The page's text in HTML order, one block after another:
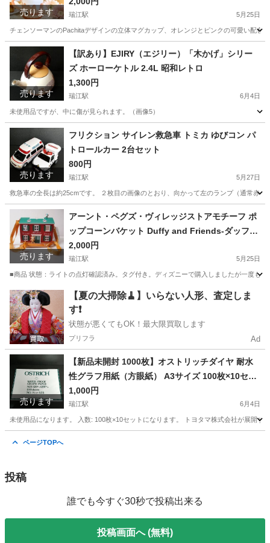
売ります 瑞江駅 5月25日
チェンソーマンのPachitaデザインの立体マグカップ、オレンジとピンクの可愛い配
東京 江戸川区 瑞江駅 ポチタ
売ります
【訳あり】EJIRY（エジリー）「木かげ」シリー
ズ ホーローケトル 2.4L 昭和レトロ
1,300円
瑞江駅 6月4日
未使用品ですが、中に傷が見られます。（画像5）
東京 江戸川区 瑞江駅 調理器具 木かげ
売ります
フリクション サイレン救急車 トミカ ゆびコン パ
トロールカー 2台セット
800円
瑞江駅 5月27日
救急車の全長は約25cmです。 ２枚目の画像のとおり、向かって左のランプ（通常赤
東京 江戸川区 瑞江駅 おもちゃ
売ります
アーント・ペグズ・ヴィレッジストアモチーフ ポ
ップコーンバケット Duffy and Friends-ダッフィ
ー＆フレンズ 東京ディズニーシー
2,000円
瑞江駅 5月25日
■商品 状態：ライトの点灯確認済み。タグ付き。ディズニーで購入しましたが一度も
東京 江戸川区 瑞江駅 その他 ポップコーン
【夏の大掃除🧹】いらない人形、査定しま
す❗️
状態が悪くてもOK！最大限買取します
プリフラ Ad
売ります
【新品未開封 1000枚】オストリッチダイヤ 耐水
性グラフ用紙（方眼紙） A3サイズ 100枚×10セッ
ト OSTRICH WATER PROOF GRAPH PAPER
1,000円
瑞江駅 6月4日
未使用品になります。 入数: 100枚×10セットになります。 トヨタマ株式会社が展開
ページTOPへ
投稿
誰でも今すぐ30秒で投稿出来る
投稿画面へ (無料)